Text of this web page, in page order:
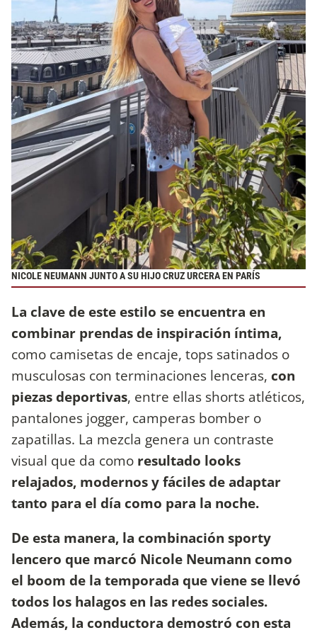
NICOLE NEUMANN JUNTO A SU HIJO CRUZ URCERA EN PARÍS
La clave de este estilo se encuentra en
combinar prendas de inspiración íntima,
como camisetas de encaje, tops satinados o
musculosas con terminaciones lenceras, con
piezas deportivas, entre ellas shorts atléticos,
pantalones jogger, camperas bomber o
zapatillas. La mezcla genera un contraste
visual que da como resultado looks
relajados, modernos y fáciles de adaptar
tanto para el día como para la noche.
De esta manera, la combinación sporty
lencero que marcó Nicole Neumann como
el boom de la temporada que viene se llevó
todos los halagos en las redes sociales.
Además, la conductora demostró con esta